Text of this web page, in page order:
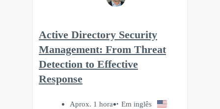
Active Directory Security
Management: From Threat
Detection to Effective
Response
Aprox. 1 hora Em inglês